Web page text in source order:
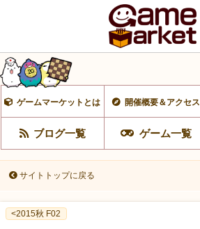
ゲームマーケットとは 開催概要＆アクセス
ブログ一覧 ゲーム一覧
サイトトップに戻る
<2015秋 F02